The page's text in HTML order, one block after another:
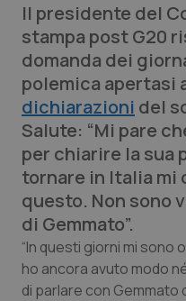
Lettere al direttore
Edizioni Regionali
QS Pro
Professionisti
Abruzzo
Basilicata
QS Pro Gold
Artrite & artrosi
QS Club Newsletter
Il presidente del
stampa post G20
domanda dei
polemica apertasi
dichiarazioni del
Salute: “Mi pare
per chiarire la sua
tornare in Italia mi
questo. Non sono
di Gemmato”.
“In questi giorni mi sono
ho ancora avuto modo
di parlare con